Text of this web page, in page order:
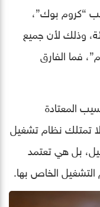
“كروم بوك”،
وذلك لأن جميع
فما الفارق
المعتادة
تمتلك نظام تشغيل
بل هي تعتمد
الخاص بها.